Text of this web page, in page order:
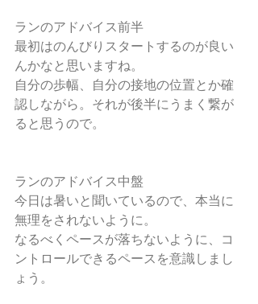
ランのアドバイス前半
最初はのんびりスタートするのが良い
んかなと思いますね。
自分の歩幅、自分の接地の位置とか確
認しながら。それが後半にうまく繋が
ると思うので。
ランのアドバイス中盤
今日は暑いと聞いているので、本当に
無理をされないように。
なるべくペースが落ちないように、コ
ントロールできるペースを意識しまし
ょう。